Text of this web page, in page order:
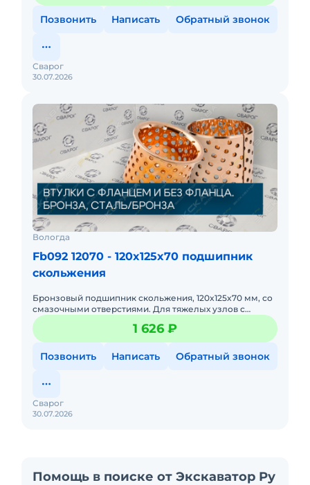
Позвонить Написать Обратный звонок
30.07.2026
Сварог
Вологда
Fb092 12070 - 120x125x70 подшипник
скольжения
Бронзовый подшипник скольжения, 120x125x70 мм, со
смазочными отверстиями. Для тяжелых узлов с
возвратно-поступательным движением. Увеличенная
длина, высокая нес
1 626 ₽
Позвонить Написать Обратный звонок
30.07.2026
Сварог
Помощь в поиске от Экскаватор Ру